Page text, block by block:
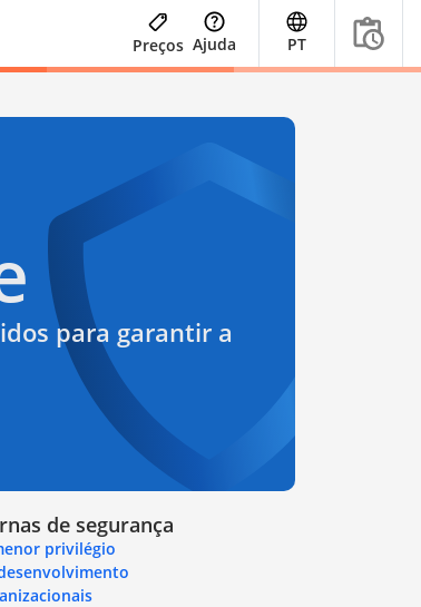
Preços Ajuda PT
para garantir a
de segurança
privilégio